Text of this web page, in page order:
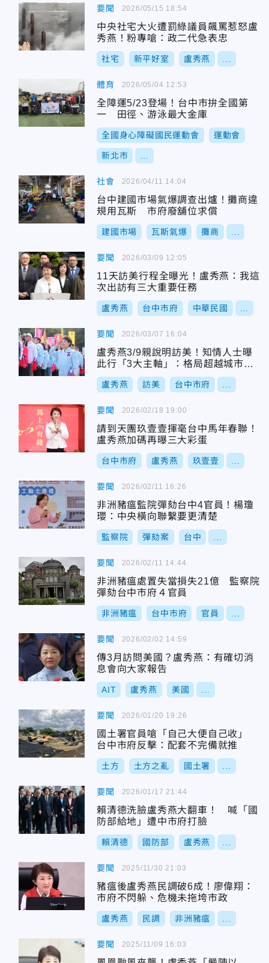
要聞
中央社宅大火遭罰綠議員飆罵惹怒盧
秀燕！粉專嗆：政二代急表忠
社宅 新平好室 盧秀燕
2026/05/15 18:54
體育
全障運5/23登場！台中市拚全國第
一 田徑、游泳最大金庫
全國身心障礙國民運動會 運動會
新北市
2026/05/04 12:53
社會
台中建國市場氣爆調查出爐！攤商違
規用瓦斯 市府廢舖位求償
建國市場 瓦斯氣爆 攤商
2026/04/11 14:04
要聞
11天訪美行程全曝光！盧秀燕：我這
次出訪有三大重要任務
盧秀燕 台中市府 中華民國
2026/03/09 12:05
要聞
盧秀燕3/9親說明訪美！知情人士曝
此行「3大主軸」：格局超越城市與
黨籍
盧秀燕 訪美 台中市府
2026/03/07 16:04
要聞
請到天團玖壹壹揮毫台中馬年春聯！
盧秀燕加碼再曝三大彩蛋
台中市府 盧秀燕 玖壹壹
2026/02/18 19:00
要聞
非洲豬瘟監院彈劾台中4官員！楊瓊
瓔：中央橫向聯繫要更清楚
監察院 彈劾案 台中
2026/02/11 16:26
要聞
非洲豬瘟處置失當損失21億 監察院
彈劾台中市府４官員
非洲豬瘟 台中市府 官員
2026/02/11 14:44
要聞
傳3月訪問美國？盧秀燕：有確切消
息會向大家報告
AIT 盧秀燕 美國
2026/02/02 14:59
要聞
國土署官員嗆「自己大便自己收」
台中市府反擊：配套不完備就推
土方 土方之亂 國土署
2026/01/20 19:26
要聞
賴清德洗臉盧秀燕大翻車！ 喊「國
防部給地」遭中市府打臉
賴清德 國防部 盧秀燕
2026/01/17 21:44
要聞
豬瘟後盧秀燕民調破6成！廖偉翔：
市府不閃躲、危機未拖垮市政
盧秀燕 民調 非洲豬瘟
2025/11/30 21:03
要聞 2025/11/09 16:03